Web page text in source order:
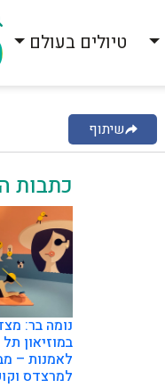
טיולים בעולם
שיתוף
כתבות
נומה בר:
במוזיאון
לאמנות –
למרצדס